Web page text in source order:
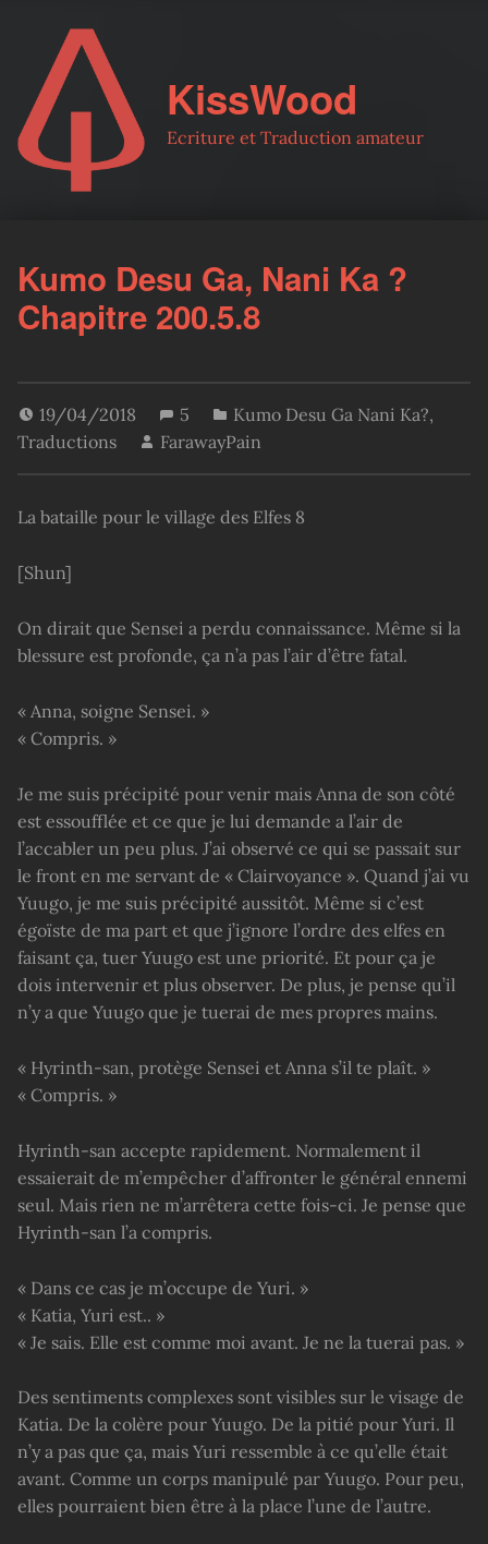
KissWood
Ecriture et Traduction amateur
Kumo Desu Ga, Nani Ka ?
Chapitre 200.5.8
19/04/2018 5 Kumo Desu Ga Nani Ka?,
Traductions
FarawayPain
La bataille pour le village des Elfes 8
[Shun]
On dirait que Sensei a perdu connaissance. Même si la
blessure est profonde, ça n’a pas l’air d’être fatal.
« Anna, soigne Sensei. »
« Compris. »
Je me suis précipité pour venir mais Anna de son côté
est essoufflée et ce que je lui demande a l’air de
l’accabler un peu plus. J’ai observé ce qui se passait sur
le front en me servant de « Clairvoyance ». Quand j’ai vu
Yuugo, je me suis précipité aussitôt. Même si c’est
égoïste de ma part et que j’ignore l’ordre des elfes en
faisant ça, tuer Yuugo est une priorité. Et pour ça je
dois intervenir et plus observer. De plus, je pense qu’il
n’y a que Yuugo que je tuerai de mes propres mains.
« Hyrinth-san, protège Sensei et Anna s’il te plaît. »
« Compris. »
Hyrinth-san accepte rapidement. Normalement il
essaierait de m’empêcher d’affronter le général ennemi
seul. Mais rien ne m’arrêtera cette fois-ci. Je pense que
Hyrinth-san l’a compris.
« Dans ce cas je m’occupe de Yuri. »
« Katia, Yuri est.. »
« Je sais. Elle est comme moi avant. Je ne la tuerai pas. »
Des sentiments complexes sont visibles sur le visage de
Katia. De la colère pour Yuugo. De la pitié pour Yuri. Il
n’y a pas que ça, mais Yuri ressemble à ce qu’elle était
avant. Comme un corps manipulé par Yuugo. Pour peu,
elles pourraient bien être à la place l’une de l’autre.